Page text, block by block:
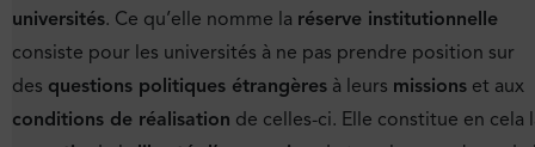
universités. Ce qu’elle nomme la réserve institutionnelle
consiste pour les universités à ne pas prendre position sur
des questions politiques étrangères à leurs missions et aux
conditions de réalisation de celles-ci. Elle constitue en cela